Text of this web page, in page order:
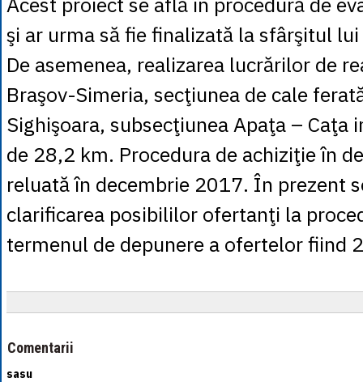
şi ar urma să fie finalizată la sfârşitul
De asemenea, realizarea lucrărilor de
Braşov-Simeria, secţiunea de cale
Sighişoara, subsecţiunea Apaţa – Caţa
de 28,2 km. Procedura de achiziţie în
reluată în decembrie 2017. În prezent
clarificarea posibililor ofertanţi la
termenul de depunere a ofertelor fiind
Comentarii
sasu